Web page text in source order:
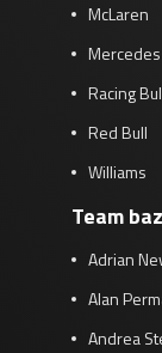
McLaren
Mercedes
Racing
Red Bull
Williams
Team
Adrian
Alan
Andrea